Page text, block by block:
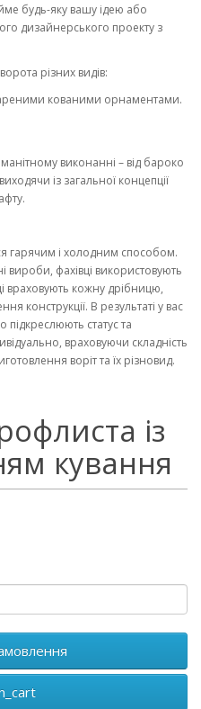
будь-яку вашу ідею або
дизайнерського проекту з
різних видів:
кованими орнаментами.
виконанні – від бароко
із загальної концепції
гарячим і холодним способом.
вироби, фахівці використовують
враховують кожну дрібницю,
конструкції. В результаті у вас
статус та
враховуючи складність
воріт та їх різновид.
із
кування